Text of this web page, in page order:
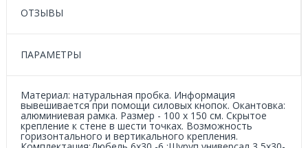
ОТЗЫВЫ
ПАРАМЕТРЫ
Материал: натуральная пробка. Информация
вывешивается при помощи силовых кнопок. Окантовка:
алюминиевая рамка. Размер - 100 х 150 см. Скрытое
крепление к стене в шести точках. Возможность
горизонтального и вертикального крепления.